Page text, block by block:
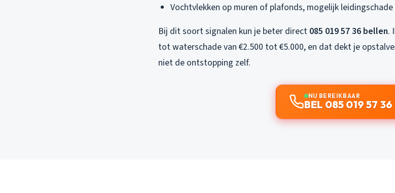
Vochtvlekken op muren of plafonds, mogelijk
Bij dit soort signalen kun je beter direct 085 019 57 36 bellen.
tot waterschade van €2.500 tot €5.000, en dat dekt je
niet de ontstopping zelf.
NU BEREIKBAAR
BEL 085 019 57 36